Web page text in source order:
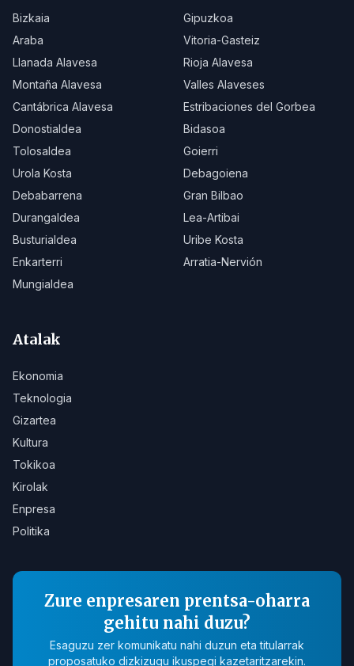
Bizkaia
Gipuzkoa
Araba
Vitoria-Gasteiz
Llanada Alavesa
Rioja Alavesa
Montaña Alavesa
Valles Alaveses
Cantábrica Alavesa
Estribaciones del Gorbea
Donostialdea
Bidasoa
Tolosaldea
Goierri
Urola Kosta
Debagoiena
Debabarrena
Gran Bilbao
Durangaldea
Lea-Artibai
Busturialdea
Uribe Kosta
Enkarterri
Arratia-Nervión
Mungialdea
Atalak
Ekonomia
Teknologia
Gizartea
Kultura
Tokikoa
Kirolak
Enpresa
Politika
Zure enpresaren prentsa-oharra
gehitu nahi duzu?
Esaguzu zer komunikatu nahi duzun eta titularrak
proposatuko dizkizugu ikuspegi kazetaritzarekin.